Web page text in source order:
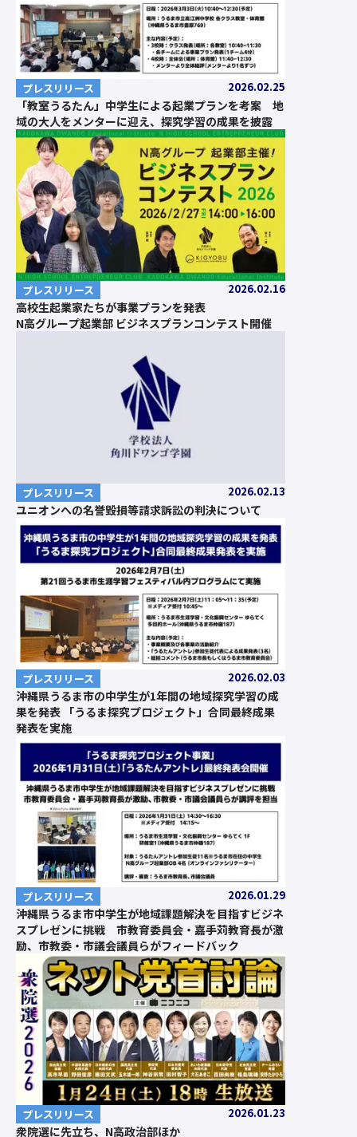
プレスリリース 2026.02.25
「教室うるたん」中学生による起業プランを考案 地
域の大人をメンターに迎え、探究学習の成果を披露
プレスリリース 2026.02.16
高校生起業家たちが事業プランを発表
N高グループ起業部 ビジネスプランコンテスト開催
プレスリリース 2026.02.13
ユニオンへの名誉毀損等請求訴訟の判決について
プレスリリース 2026.02.03
沖縄県うるま市の中学生が1年間の地域探究学習の成
果を発表 「うるま探究プロジェクト」合同最終成果
発表を実施
プレスリリース 2026.01.29
沖縄県うるま市中学生が地域課題解決を目指すビジネ
スプレゼンに挑戦 市教育委員会・嘉手苅教育長が激
励、市教委・市議会議員らがフィードバック
プレスリリース 2026.01.23
衆院選に先立ち、N高政治部ほか